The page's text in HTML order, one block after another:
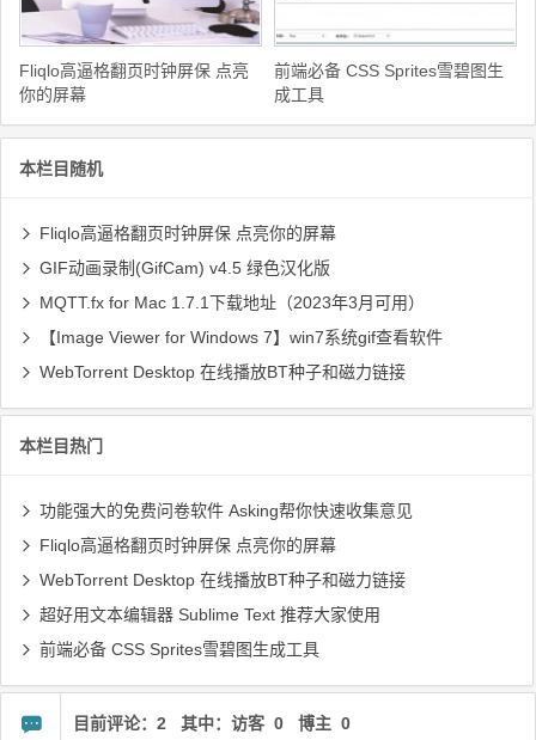
Fliqlo高逼格翻页时钟屏保 点亮
你的屏幕
前端必备 CSS Sprites雪碧图生
成工具
本栏目随机
Fliqlo高逼格翻页时钟屏保 点亮你的屏幕
GIF动画录制(GifCam) v4.5 绿色汉化版
MQTT.fx for Mac 1.7.1下载地址（2023年3月可用）
【Image Viewer for Windows 7】win7系统gif查看软件
WebTorrent Desktop 在线播放BT种子和磁力链接
本栏目热门
功能强大的免费问卷软件 Asking帮你快速收集意见
Fliqlo高逼格翻页时钟屏保 点亮你的屏幕
WebTorrent Desktop 在线播放BT种子和磁力链接
超好用文本编辑器 Sublime Text 推荐大家使用
前端必备 CSS Sprites雪碧图生成工具
目前评论：2 其中：访客 0 博主 0